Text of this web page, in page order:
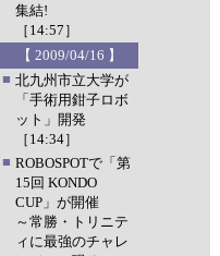
集結!
［14:57］
【 2009/04/16 】
■ 北九州市立大学が
「手術用鉗子ロボ
ット」開発
［14:34］
■ ROBOSPOTで「第
15回 KONDO
CUP」が開催
～常勝・トリニテ
ィに最強のチャレ